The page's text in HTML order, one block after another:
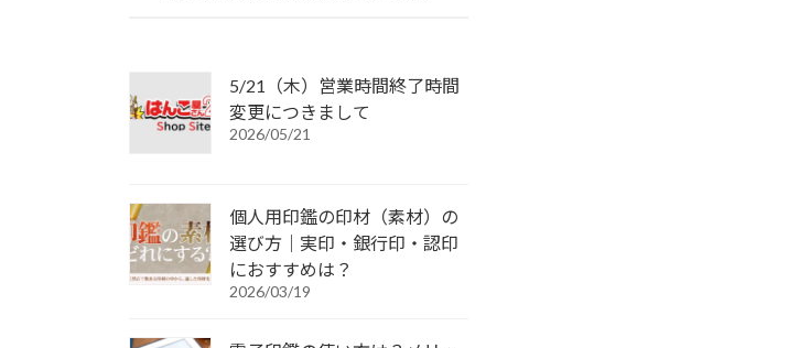
5/21（木）営業時間終了時間
変更につきまして
2026/05/21
個人用印鑑の印材（素材）の
選び方｜実印・銀行印・認印
におすすめは？
2026/03/19